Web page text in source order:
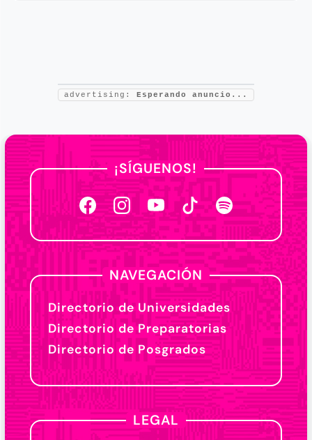
advertising: Esperando anuncio...
¡SÍGUENOS!
NAVEGACIÓN
Directorio de Universidades
Directorio de Preparatorias
Directorio de Posgrados
LEGAL